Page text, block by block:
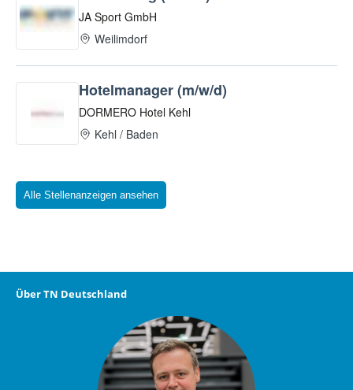
Alle Stellenanzeigen ansehen
Über TN Deutschland